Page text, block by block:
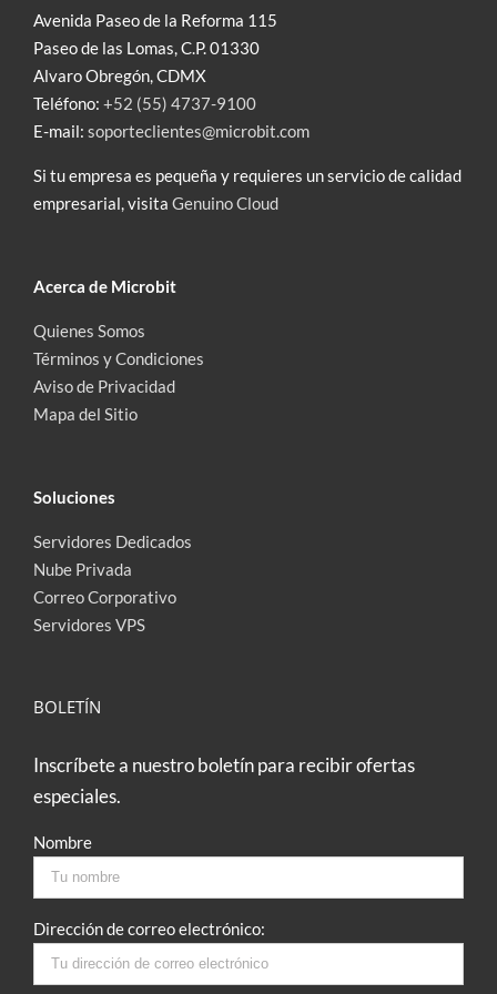
Avenida Paseo de la Reforma 115
Paseo de las Lomas, C.P. 01330
Alvaro Obregón, CDMX
Teléfono: +52 (55) 4737-9100
E-mail: soporteclientes@microbit.com
Si tu empresa es pequeña y requieres un servicio de calidad
empresarial, visita Genuino Cloud
Acerca de Microbit
Quienes Somos
Términos y Condiciones
Aviso de Privacidad
Mapa del Sitio
Soluciones
Servidores Dedicados
Nube Privada
Correo Corporativo
Servidores VPS
BOLETÍN
Inscríbete a nuestro boletín para recibir ofertas
especiales.
Nombre
Dirección de correo electrónico: